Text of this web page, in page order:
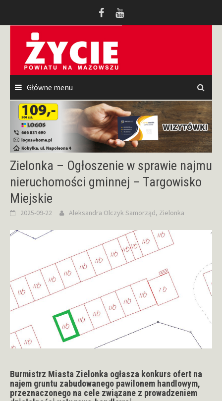
Główne menu
Zielonka – Ogłoszenie w sprawie najmu
nieruchomości gminnej – Targowisko
Miejskie
2025-09-22 Aleksandra Olczyk Samorząd, Zielonka
Burmistrz Miasta Zielonka ogłasza konkurs ofert na
najem gruntu zabudowanego pawilonem handlowym,
przeznaczonego na cele związane z prowadzeniem